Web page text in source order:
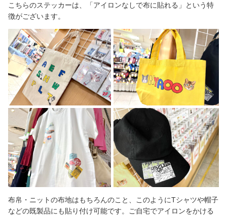
こちらのステッカーは、「アイロンなしで布に貼れる」という特
徴がございます。
布帛・ニットの布地はもちろんのこと、このようにTシャツや帽子
などの既製品にも貼り付け可能です。ご自宅でアイロンをかける